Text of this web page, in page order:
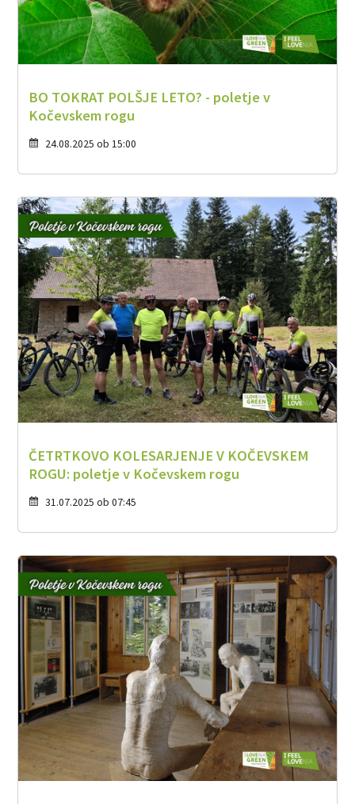
BO TOKRAT POLŠJE LETO? - poletje v
Kočevskem rogu
24.08.2025 ob 15:00
ČETRTKOVO KOLESARJENJE V KOČEVSKEM
ROGU: poletje v Kočevskem rogu
31.07.2025 ob 07:45